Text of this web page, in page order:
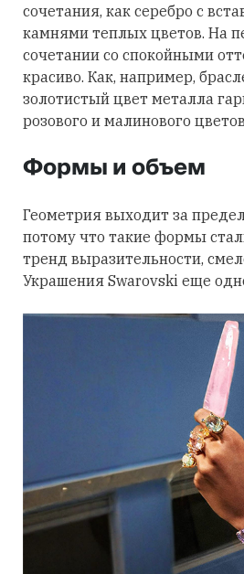
сочетания, как серебро с
камнями теплых цветов. На
сочетании со спокойными
красиво. Как, например,
золотистый цвет металла
розового и малинового
Формы и объем
Геометрия выходит за
потому что такие формы
тренд выразительности,
Украшения Swarovski еще